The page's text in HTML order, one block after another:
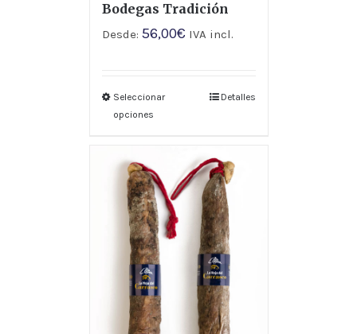
Bodegas Tradición
Desde: 56,00€ IVA incl.
Seleccionar
opciones
Detalles